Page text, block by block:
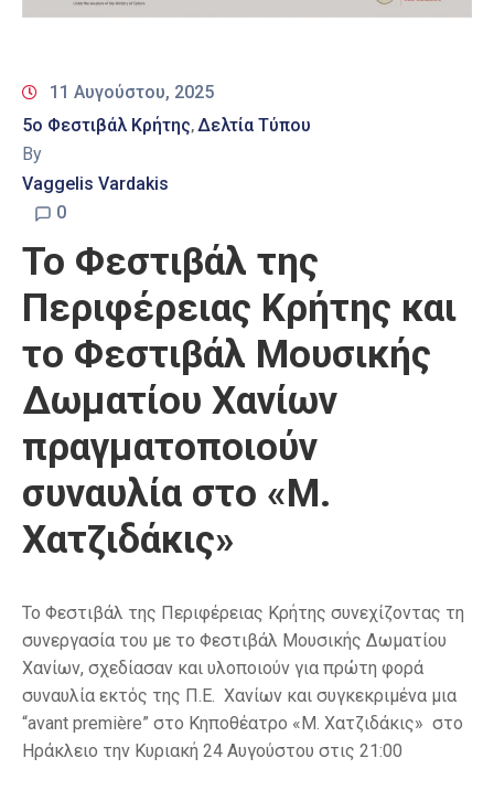
11 Αυγούστου, 2025
5ο Φεστιβάλ Κρήτης‚ Δελτία Τύπου
By
Vaggelis Vardakis
0
To Φεστιβάλ της
Περιφέρειας Κρήτης και
το Φεστιβάλ Μουσικής
Δωματίου Χανίων
πραγματοποιούν
συναυλία στο «Μ.
Χατζιδάκις»
Το Φεστιβάλ της Περιφέρειας Κρήτης συνεχίζοντας τη
συνεργασία του με το Φεστιβάλ Μουσικής Δωματίου
Χανίων, σχεδίασαν και υλοποιούν για πρώτη φορά
συναυλία εκτός της Π.Ε. Χανίων και συγκεκριμένα μια
“avant première” στο Κηποθέατρο «Μ. Χατζιδάκις» στο
Ηράκλειο την Κυριακή 24 Αυγούστου στις 21:00